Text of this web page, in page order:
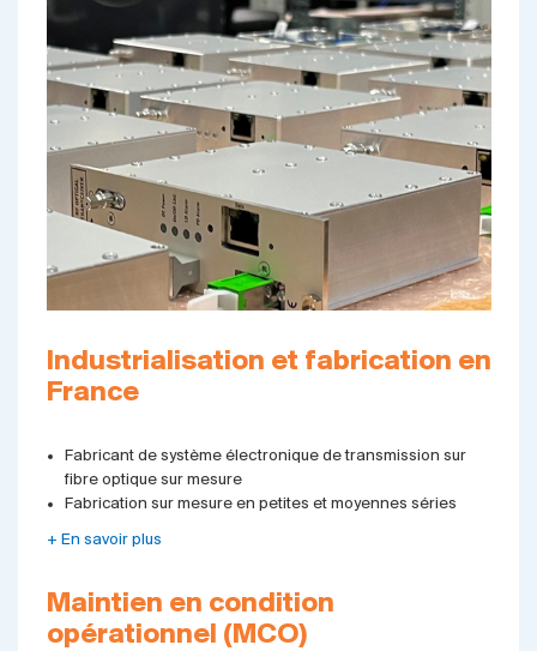
Industrialisation et fabrication en
France
Fabricant de système électronique de transmission sur
fibre optique sur mesure
Fabrication sur mesure en petites et moyennes séries
+ En savoir plus
Maintien en condition
opérationnel (MCO)